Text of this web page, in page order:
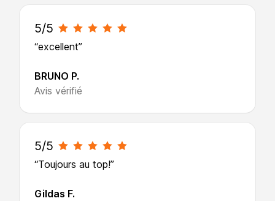
5/5
“excellent”
BRUNO P.
Avis vérifié
5/5
“Toujours au top!”
Gildas F.